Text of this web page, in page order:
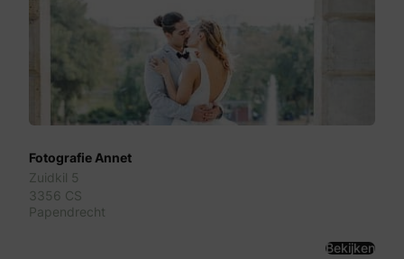
Fotografie Annet
Zuidkil 5
3356 CS
Papendrecht
Bekijken